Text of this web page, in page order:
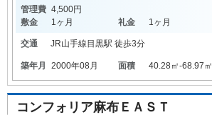
管理費 4,500円
敷金
1ヶ月 礼金 1ヶ月
交通 JR山手線 目黒駅 徒歩3分
築年月 2000年08月 面積 40.28㎡-68.97㎡
コンフォリア麻布ＥＡＳＴ